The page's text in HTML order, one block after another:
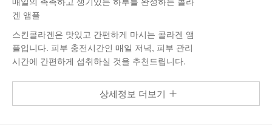
겐 앰플
스킨콜라겐은 맛있고 간편하게 마시는 콜라겐 앰
플입니다. 피부 충전시간인 매일 저녁, 피부 관리
시간에 간편하게 섭취하실 것을 추천드립니다.
상세정보 더보기